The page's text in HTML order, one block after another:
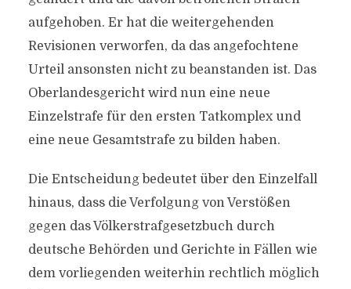
aufgehoben. Er hat die weitergehenden
Revisionen verworfen, da das angefochtene
Urteil ansonsten nicht zu beanstanden ist. Das
Oberlandesgericht wird nun eine neue
Einzelstrafe für den ersten Tatkomplex und
eine neue Gesamtstrafe zu bilden haben.
Die Entscheidung bedeutet über den Einzelfall
hinaus, dass die Verfolgung von Verstößen
gegen das Völkerstrafgesetzbuch durch
deutsche Behörden und Gerichte in Fällen wie
dem vorliegenden weiterhin rechtlich möglich